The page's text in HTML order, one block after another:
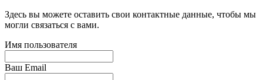
Здесь вы можете оставить свои контактные данные, чтобы мы
могли связаться с вами.
Имя пользователя
Ваш Email